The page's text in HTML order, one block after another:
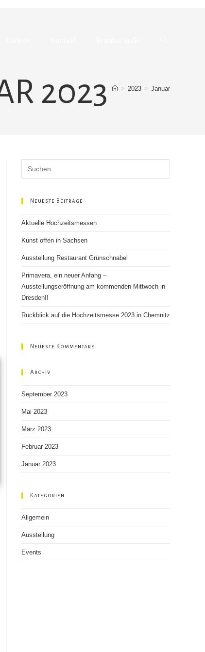
2023 > 2023 > Januar
Neueste Beiträge
Aktuelle Hochzeitsmessen
Kunst offen in Sachsen
Ausstellung Restaurant Grünschnabel
Primavera, ein neuer Anfang –
Ausstellungseröffnung am kommenden Mittwoch in
Dresden!!
Rückblick auf die Hochzeitsmesse 2023 in Chemnitz
Neueste Kommentare
Archiv
September 2023
Mai 2023
März 2023
Februar 2023
Januar 2023
Kategorien
Allgemein
Ausstellung
Events